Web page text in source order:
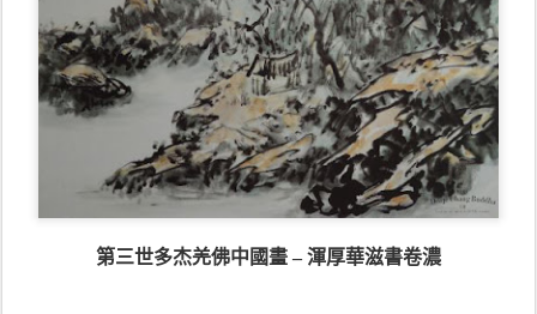
第三世多杰羌佛中國畫 – 渾厚華滋書卷濃